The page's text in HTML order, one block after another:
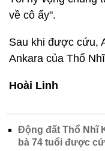
về cô ấy".
Sau khi được cứu,
Ankara của Thổ
Hoài Linh
Động đất Thổ Nhĩ
bà 74 tuổi được